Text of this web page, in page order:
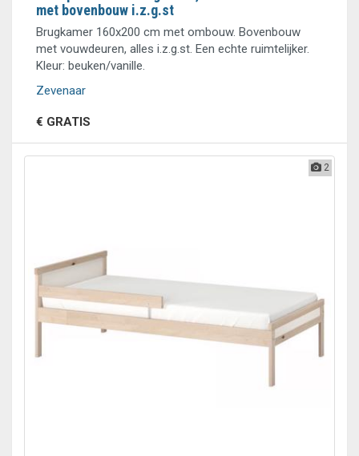
met bovenbouw i.z.g.st
Brugkamer 160x200 cm met ombouw. Bovenbouw
met vouwdeuren, alles i.z.g.st. Een echte ruimtelijker.
Kleur: beuken/vanille.
Zevenaar
€ GRATIS
2